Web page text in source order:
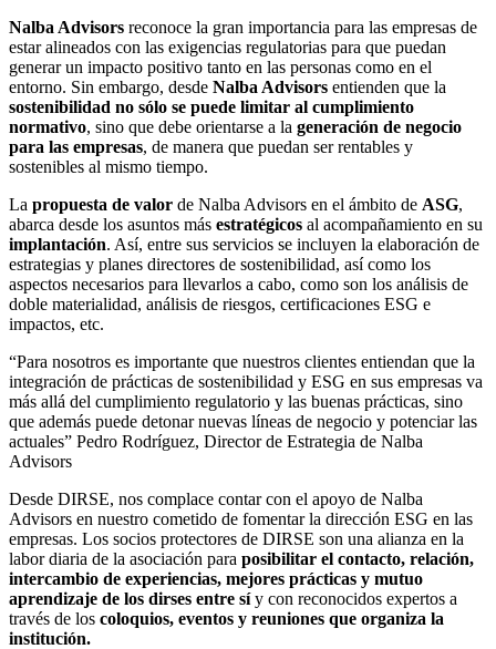
Nalba Advisors reconoce la gran importancia para las empresas de
estar alineados con las exigencias regulatorias para que puedan
generar un impacto positivo tanto en las personas como en el
entorno. Sin embargo, desde Nalba Advisors entienden que la
sostenibilidad no sólo se puede limitar al cumplimiento
normativo, sino que debe orientarse a la generación de negocio
para las empresas, de manera que puedan ser rentables y
sostenibles al mismo tiempo.
La propuesta de valor de Nalba Advisors en el ámbito de ASG,
abarca desde los asuntos más estratégicos al acompañamiento en su
implantación. Así, entre sus servicios se incluyen la elaboración de
estrategias y planes directores de sostenibilidad, así como los
aspectos necesarios para llevarlos a cabo, como son los análisis de
doble materialidad, análisis de riesgos, certificaciones ESG e
impactos, etc.
“Para nosotros es importante que nuestros clientes entiendan que la
integración de prácticas de sostenibilidad y ESG en sus empresas va
más allá del cumplimiento regulatorio y las buenas prácticas, sino
que además puede detonar nuevas líneas de negocio y potenciar las
actuales” Pedro Rodríguez, Director de Estrategia de Nalba
Advisors
Desde DIRSE, nos complace contar con el apoyo de Nalba
Advisors en nuestro cometido de fomentar la dirección ESG en las
empresas. Los socios protectores de DIRSE son una alianza en la
labor diaria de la asociación para posibilitar el contacto, relación,
intercambio de experiencias, mejores prácticas y mutuo
aprendizaje de los dirses entre síy con reconocidos expertos a
través de los coloquios, eventos y reuniones que organiza la
institución.